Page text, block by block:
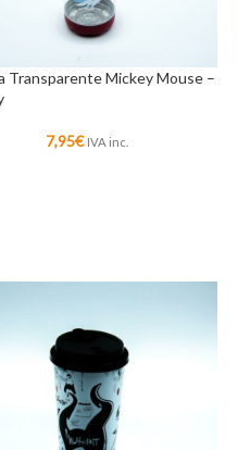
Transparente Mickey Mouse –
7,95€ IVA inc.